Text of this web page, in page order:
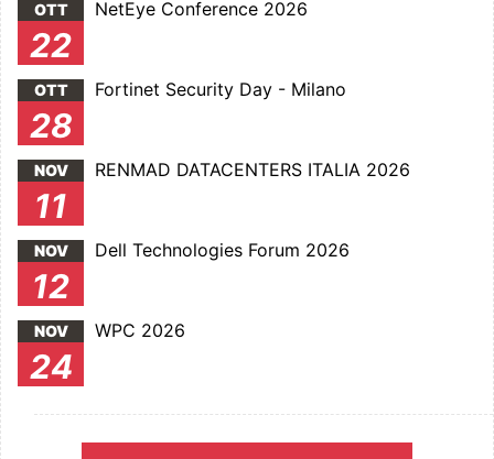
OTT
22
NetEye Conference 2026
OTT
28
Fortinet Security Day - Milano
NOV
11
RENMAD DATACENTERS ITALIA 2026
NOV
12
Dell Technologies Forum 2026
NOV
24
WPC 2026